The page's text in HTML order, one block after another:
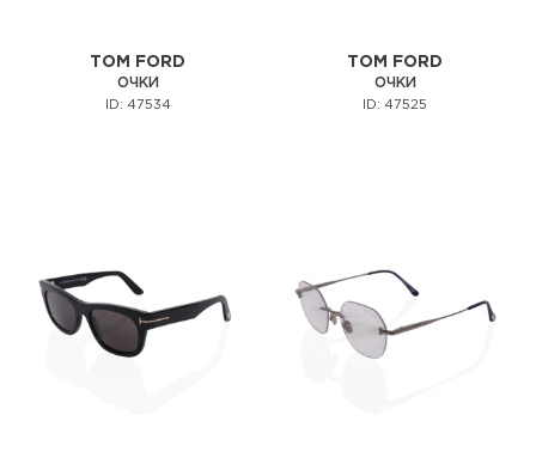
TOM FORD
ОЧКИ
ID: 47534
TOM FORD
ОЧКИ
ID: 47525